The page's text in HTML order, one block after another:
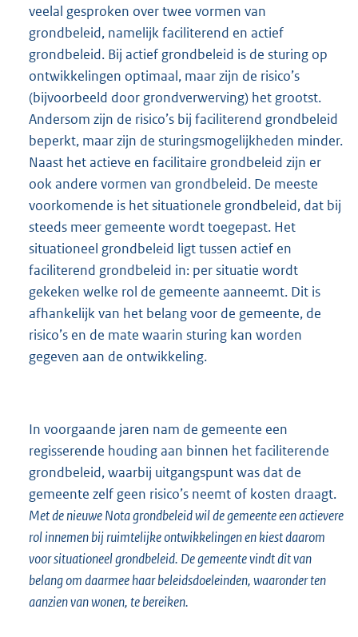
veelal gesproken over twee vormen van
grondbeleid, namelijk faciliterend en actief
grondbeleid. Bij actief grondbeleid is de sturing op
ontwikkelingen optimaal, maar zijn de risico’s
(bijvoorbeeld door grondverwerving) het grootst.
Andersom zijn de risico’s bij faciliterend grondbeleid
beperkt, maar zijn de sturingsmogelijkheden minder.
Naast het actieve en facilitaire grondbeleid zijn er
ook andere vormen van grondbeleid. De meeste
voorkomende is het situationele grondbeleid, dat bij
steeds meer gemeente wordt toegepast. Het
situationeel grondbeleid ligt tussen actief en
faciliterend grondbeleid in: per situatie wordt
gekeken welke rol de gemeente aanneemt. Dit is
afhankelijk van het belang voor de gemeente, de
risico’s en de mate waarin sturing kan worden
gegeven aan de ontwikkeling.
In voorgaande jaren nam de gemeente een
regisserende houding aan binnen het faciliterende
grondbeleid, waarbij uitgangspunt was dat de
gemeente zelf geen risico’s neemt of kosten draagt.
Met de nieuwe Nota grondbeleid wil de gemeente een actievere
rol innemen bij ruimtelijke ontwikkelingen en kiest daarom
voor situationeel grondbeleid. De gemeente vindt dit van
belang om daarmee haar beleidsdoeleinden, waaronder ten
aanzien van wonen, te bereiken.